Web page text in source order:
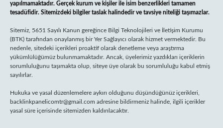
yapılmamaktadır. Gerçek kurum ve kişiler ile isim benzerlikleri tamamen
tesadüfidir. Sitemizdeki bilgiler taslak halindedir ve tavsiye niteliği taşımazlar.
Sitemiz, 5651 Sayılı Kanun gereğince Bilgi Teknolojileri ve İletişim Kurumu
(BTK) tarafından onaylanmış bir Yer Sağlayıcı olarak hizmet vermektedir. Bu
nedenle, sitedeki içerikleri proaktif olarak denetleme veya araştırma
yükümlülüğümüz bulunmamaktadır. Ancak, üyelerimiz yazdıkları içeriklerin
sorumluluğunu taşımakta olup, siteye üye olarak bu sorumluluğu kabul etmiş
sayılırlar.
Hukuka ve yasal düzenlemelere aykırı olduğunu düşündüğünüz içerikleri,
backlinkpanelicomtr@gmail.com adresine bildirmeniz halinde, ilgili içerikler
yasal süre içerisinde sitemizden kaldırılacaktır.